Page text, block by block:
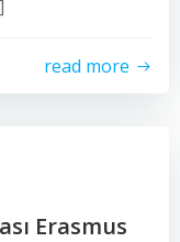
read more
Erasmus